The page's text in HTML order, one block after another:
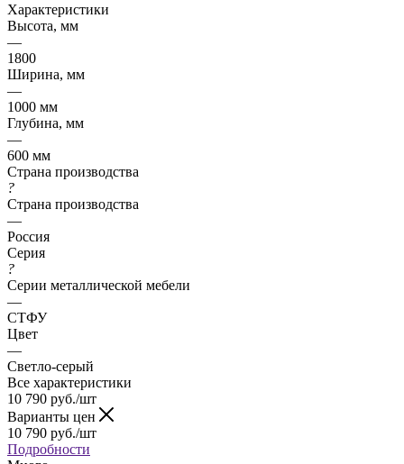
Характеристики
Высота, мм
—
1800
Ширина, мм
—
1000 мм
Глубина, мм
—
600 мм
Страна производства
?
Страна производства
—
Россия
Серия
?
Серии металлической мебели
—
СТФУ
Цвет
—
Светло-серый
Все характеристики
10 790 руб./шт
Варианты цен
10 790 руб./шт
Подробности